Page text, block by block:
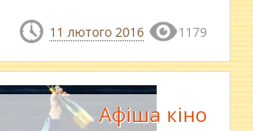
11 лютого 2016 1179
Афіша кіно